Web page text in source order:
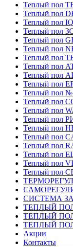
Теплый пол
Теплый пол
Теплый пол
Теплый пол
Теплый пол
Теплый пол
Теплый пол
Теплый пол
Теплый пол
Теплый пол
Теплый пол
Теплый пол
Теплый пол
Теплый пол
Теплый пол
Теплый пол
Теплый пол
Теплый пол
Теплый пол
Теплый пол
СИСТЕМА
ТЕПЛЫЙ
ТЕПЛЫЙ
ТЕПЛЫЙ
Акции
Контакты